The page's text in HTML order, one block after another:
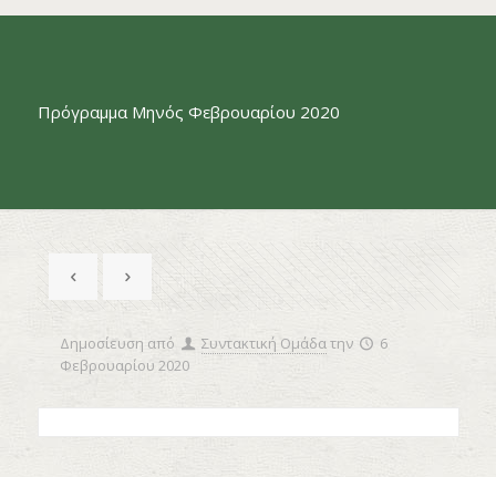
Πρόγραμμα Μηνός Φεβρουαρίου 2020
Δημοσίευση από Συντακτική Ομάδατην
6
Φεβρουαρίου 2020